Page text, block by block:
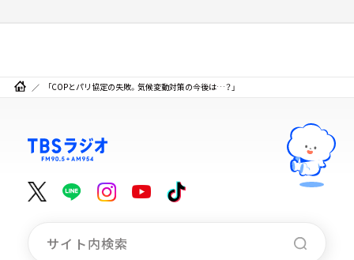
「COPとパリ協定の失敗。気候変動対策の今後は…？」